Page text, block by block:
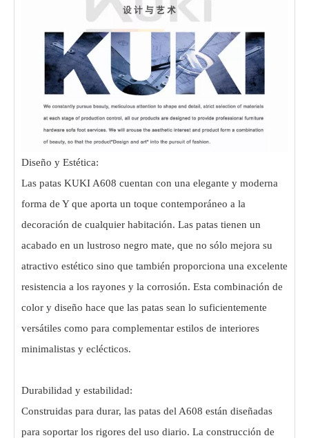
Diseño y Estética:
Las patas KUKI A608 cuentan con una elegante y moderna
forma de Y que aporta un toque contemporáneo a la
decoración de cualquier habitación. Las patas tienen un
acabado en un lustroso negro mate, que no sólo mejora su
atractivo estético sino que también proporciona una excelente
resistencia a los rayones y la corrosión. Esta combinación de
color y diseño hace que las patas sean lo suficientemente
versátiles como para complementar estilos de interiores
minimalistas y eclécticos.
Durabilidad y estabilidad:
Construidas para durar, las patas del A608 están diseñadas
para soportar los rigores del uso diario. La construcción de